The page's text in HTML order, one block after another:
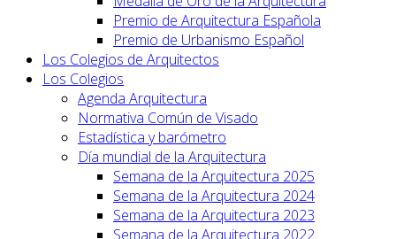
Premio de Arquitectura Española
Premio de Urbanismo Español
Los Colegios de Arquitectos
Los Colegios
Agenda Arquitectura
Normativa Común de Visado
Estadística y barómetro
Día mundial de la Arquitectura
Semana de la Arquitectura 2025
Semana de la Arquitectura 2024
Semana de la Arquitectura 2023
Semana de la Arquitectura 2022